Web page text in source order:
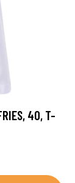
40, T-